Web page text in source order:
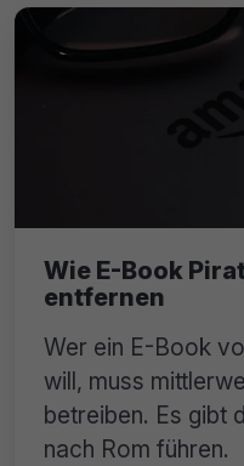
Wie E-Book
entfernen
Wer ein E-Book
will, muss
betreiben. Es gibt
nach Rom führen.